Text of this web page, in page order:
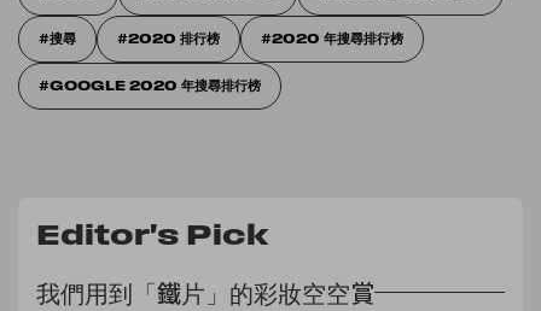
搜尋 2020 排行榜 2020 年搜尋排行榜
GOOGLE 2020 年搜尋排行榜
Editor's Pick
我們用到「鐵片」的彩妝空空賞